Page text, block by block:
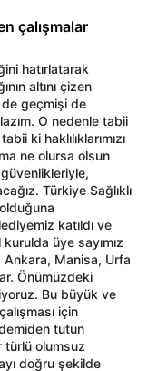
çalışmalar
hatırlatarak
altını çizen
geçmişi de
O nedenle tabii
ki haklılıklarımızı
ne olursa olsun
Türkiye Sağlıklı
katıldı ve
üye sayımız
Ankara, Manisa, Urfa
Önümüzdeki
Bu büyük ve
için
tutun
türlü olumsuz
doğru şekilde